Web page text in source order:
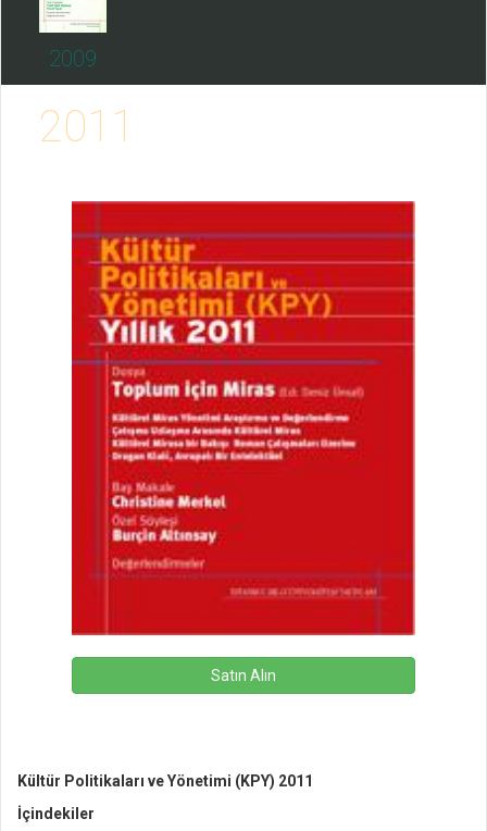
2009
2011
Satın Alın
Kültür Politikaları ve Yönetimi (KPY) 2011
İçindekiler